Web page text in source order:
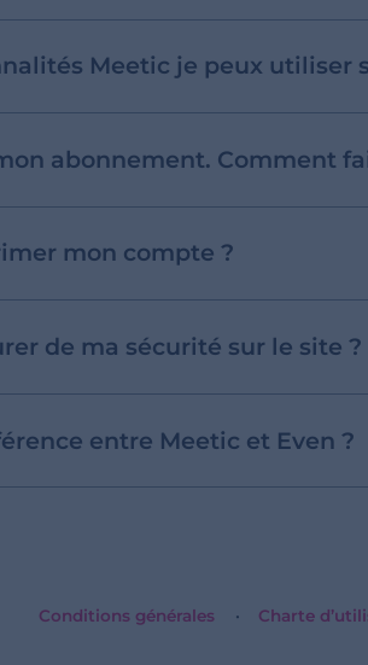
Meetic je peux utiliser
abonnement. Comment
mon compte ?
de ma sécurité sur le site ?
entre Meetic et Even ?
Conditions générales Charte